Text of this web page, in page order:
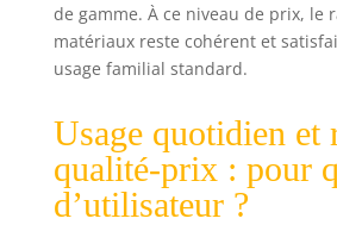
de gamme. À ce niveau de prix, le
matériaux reste cohérent et
usage familial standard.
Usage quotidien et
qualité-prix : pour
d’utilisateur ?